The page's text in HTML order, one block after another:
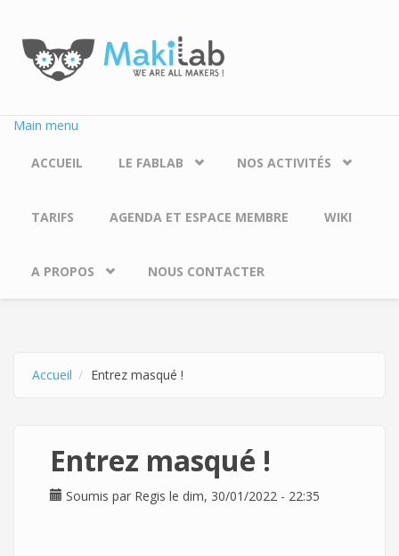
Main menu
ACCUEIL LE FABLAB NOS ACTIVITÉS
TARIFS AGENDA ET ESPACE MEMBRE WIKI
A PROPOS NOUS CONTACTER
Accueil Entrez masqué !
Entrez masqué !
Soumis par Regis le dim, 30/01/2022 - 22:35